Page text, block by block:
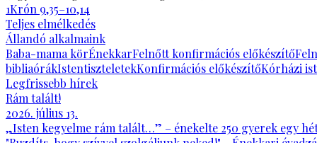
1Krón 9,35–10,14
Teljes elmélkedés
Állandó alkalmaink
Baba-mama körÉnekkarFelnőtt konfirmációs előkészítő
bibliaórákIstentiszteletekKonfirmációs előkészítőKórházi
Legfrissebb hírek
Rám talált!
2026. július 13.
„Isten kegyelme rám talált…” – énekelte 250 gyerek egy